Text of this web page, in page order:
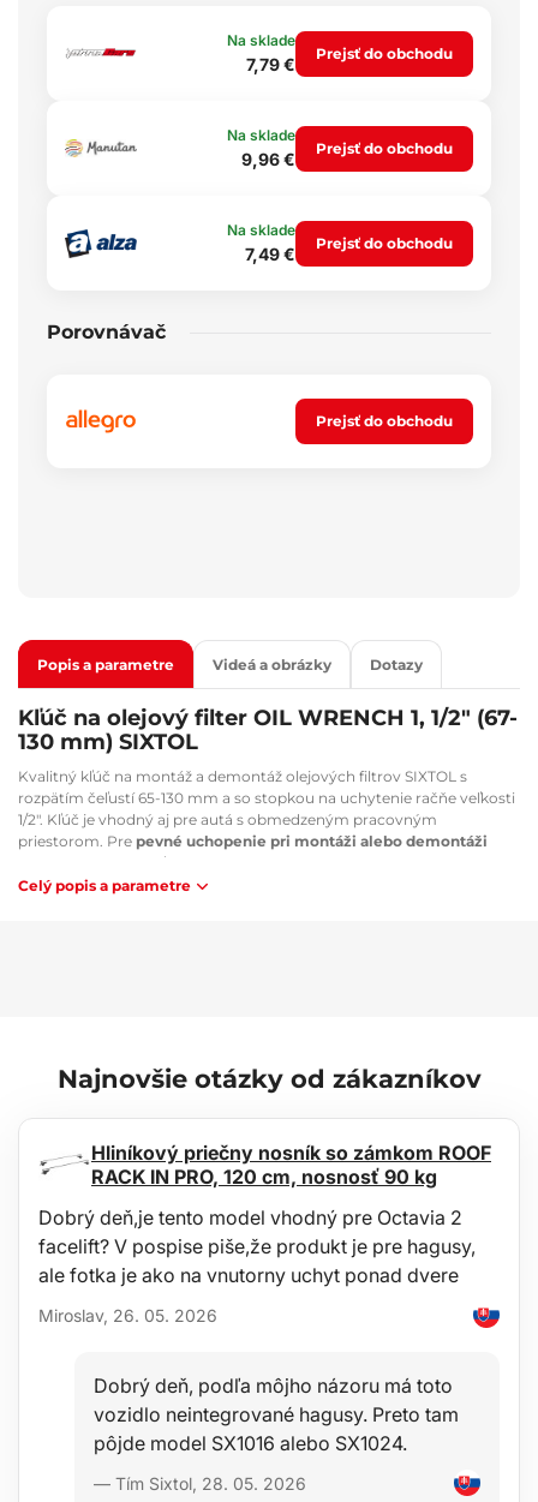
Na sklade
7,79 €
Prejsť do obchodu
Na sklade
9,96 €
Prejsť do obchodu
Na sklade
7,49 €
Prejsť do obchodu
Porovnávač
Prejsť do obchodu
Popis a parametre Videá a obrázky Dotazy
Kľúč na olejový filter OIL WRENCH 1, 1/2" (67-
130 mm) SIXTOL
Kvalitný kľúč na montáž a demontáž olejových filtrov SIXTOL s
rozpätím čeľustí 65-130 mm a so stopkou na uchytenie račňe veľkosti
1/2". Kľúč je vhodný aj pre autá s obmedzeným pracovným
priestorom. Pre pevné uchopenie pri montáži alebo demontáži
olejových filtrov je kľúč vybavený zdrsnenými zubami na upínacích
ramenách. Kľúč je vybavený uchytením pre račňu veľkosti 1/2".
Rozmery: 9 x 8,5 x 8,5 cm
Celý popis a parametre
Najnovšie otázky od zákazníkov
Hliníkový priečny nosník so zámkom ROOF
RACK IN PRO, 120 cm, nosnosť 90 kg
Dobrý deň,je tento model vhodný pre Octavia 2
facelift? V pospise piše,že produkt je pre hagusy,
ale fotka je ako na vnutorny uchyt ponad dvere
Miroslav, 26. 05. 2026
Dobrý deň, podľa môjho názoru má toto
vozidlo neintegrované hagusy. Preto tam
pôjde model SX1016 alebo SX1024.
— Tím Sixtol, 28. 05. 2026